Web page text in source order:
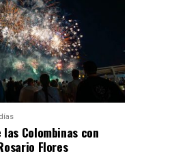
las Colombinas con
Flores